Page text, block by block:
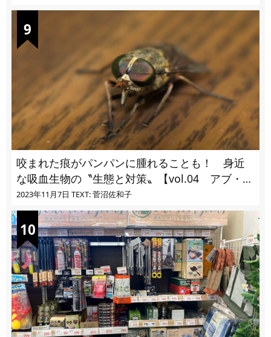
咬まれた痕がパンパンに腫れることも！ 身近
な吸血生物の〝生態と対策〟【vol.04 アブ・ブ
ユ・ヌカカ】
2023年11月7日 TEXT: 菅沼佐和子